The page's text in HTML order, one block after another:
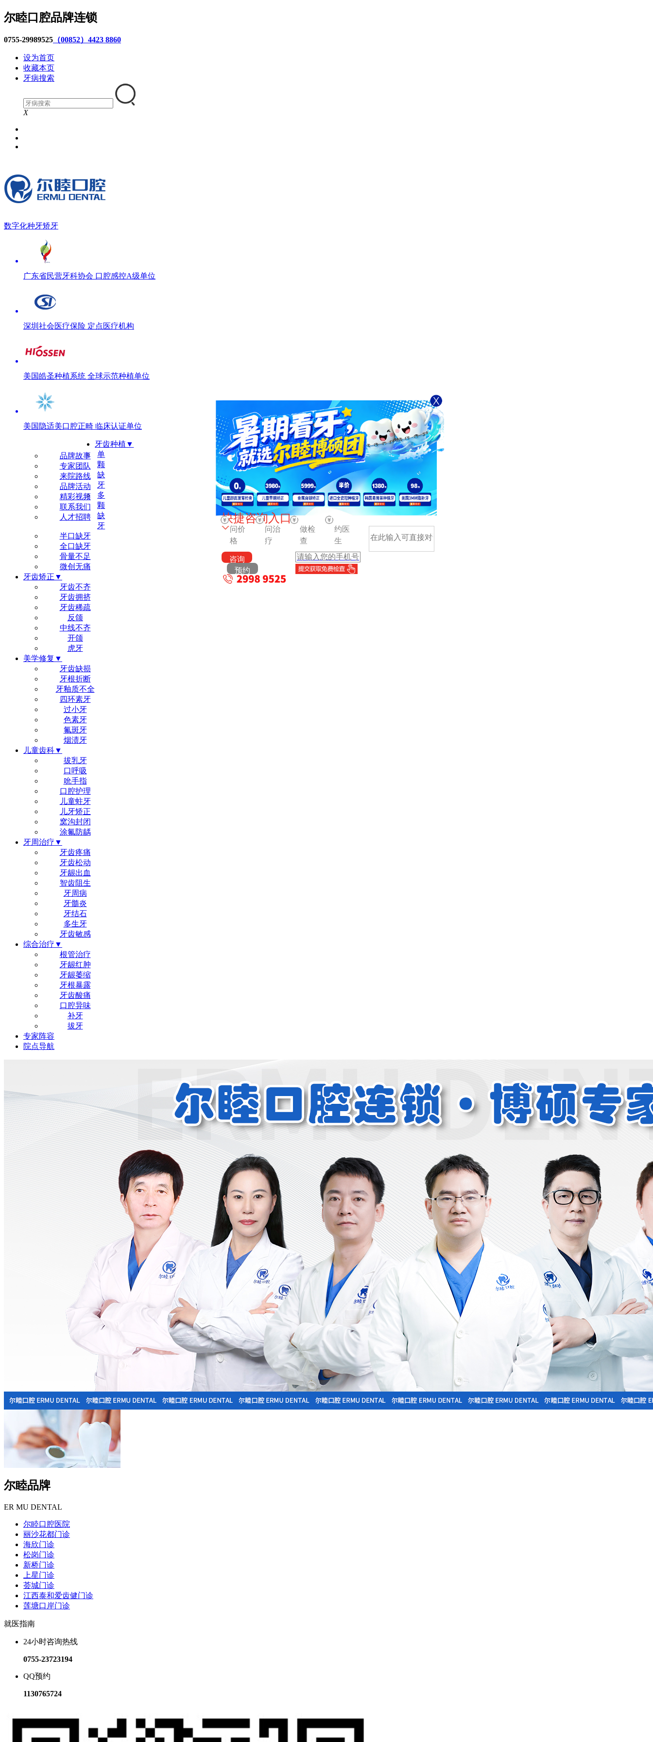
快捷咨询入口
问价
格
问治
疗
做检
查
约医
生
咨询
预约
尔睦口腔品牌连锁
0755-29989525 （00852）4423 8860
设为首页
收藏本页
牙病搜索
X
数字化种牙矫牙
广东省民营牙科协会 口腔感控A级单位
深圳社会医疗保险 定点医疗机构
美国皓圣种植系统 全球示范种植单位
美国隐适美口腔正畸 临床认证单位
品牌故事
专家团队
来院路线
品牌活动
精彩视频
联系我们
人才招聘
牙齿种植▼
单
颗
缺
牙
多
颗
缺
牙
半口缺牙
全口缺牙
骨量不足
微创无痛
牙齿矫正▼
牙齿不齐
牙齿拥挤
牙齿稀疏
反颌
中线不齐
开颌
虎牙
美学修复▼
牙齿缺损
牙根折断
牙釉质不全
四环素牙
过小牙
色素牙
氟斑牙
烟渍牙
儿童齿科▼
拔乳牙
口呼吸
吮手指
口腔护理
儿童蛀牙
儿牙矫正
窝沟封闭
涂氟防龋
牙周治疗▼
牙齿疼痛
牙齿松动
牙龈出血
智齿阻生
牙周病
牙髓炎
牙结石
多生牙
牙齿敏感
综合治疗▼
根管治疗
牙龈红肿
牙龈萎缩
牙根暴露
牙齿酸痛
口腔异味
补牙
拔牙
专家阵容
院点导航
尔睦品牌
ER MU DENTAL
尔睦口腔医院
丽沙花都门诊
海欣门诊
松岗门诊
新桥门诊
上星门诊
荟城门诊
江西泰和爱齿健门诊
莲塘口岸门诊
就医指南
24小时咨询热线
0755-23723194
QQ预约
1130765724